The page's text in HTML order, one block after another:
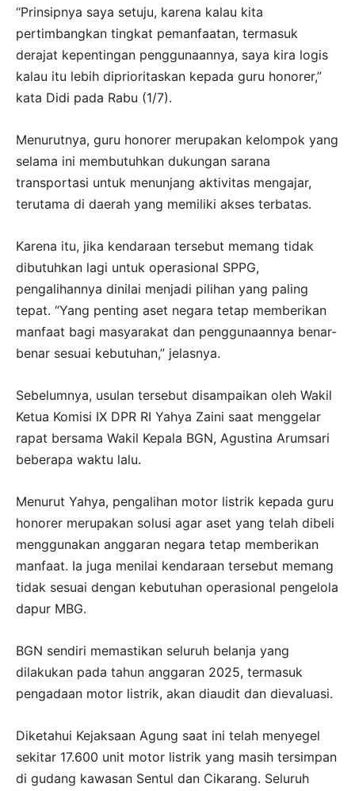
“Prinsipnya saya setuju, karena kalau kita
pertimbangkan tingkat pemanfaatan, termasuk
derajat kepentingan penggunaannya, saya kira logis
kalau itu lebih diprioritaskan kepada guru honorer,”
kata Didi pada Rabu (1/7).
Menurutnya, guru honorer merupakan kelompok yang
selama ini membutuhkan dukungan sarana
transportasi untuk menunjang aktivitas mengajar,
terutama di daerah yang memiliki akses terbatas.
Karena itu, jika kendaraan tersebut memang tidak
dibutuhkan lagi untuk operasional SPPG,
pengalihannya dinilai menjadi pilihan yang paling
tepat. “Yang penting aset negara tetap memberikan
manfaat bagi masyarakat dan penggunaannya benar-
benar sesuai kebutuhan,” jelasnya.
Sebelumnya, usulan tersebut disampaikan oleh Wakil
Ketua Komisi IX DPR RI Yahya Zaini saat menggelar
rapat bersama Wakil Kepala BGN, Agustina Arumsari
beberapa waktu lalu.
Menurut Yahya, pengalihan motor listrik kepada guru
honorer merupakan solusi agar aset yang telah dibeli
menggunakan anggaran negara tetap memberikan
manfaat. Ia juga menilai kendaraan tersebut memang
tidak sesuai dengan kebutuhan operasional pengelola
dapur MBG.
BGN sendiri memastikan seluruh belanja yang
dilakukan pada tahun anggaran 2025, termasuk
pengadaan motor listrik, akan diaudit dan dievaluasi.
Diketahui Kejaksaan Agung saat ini telah menyegel
sekitar 17.600 unit motor listrik yang masih tersimpan
di gudang kawasan Sentul dan Cikarang. Seluruh